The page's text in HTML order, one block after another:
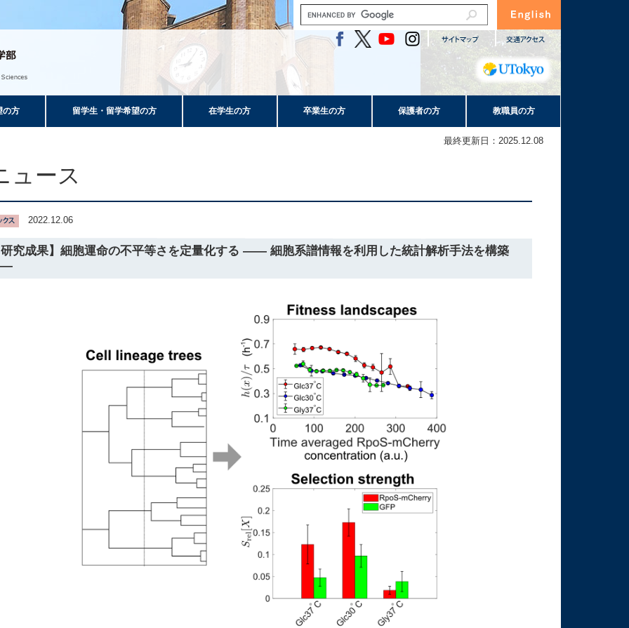
の方 留学生・留学希望の方 在学生の方 卒業生の方 保護者の方 教職員の方
最終更新日：2025.12.08
ュース
2022.12.06
研究成果】細胞運命の不平等さを定量化する ―― 細胞系譜情報を利用した統計解析手法を構築